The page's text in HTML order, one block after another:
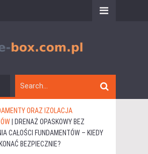
ORAZ IZOLACJA
DRENAŻ OPASKOWY BEZ
CAŁOŚCI FUNDAMENTÓW – KIEDY
BEZPIECZNIE?